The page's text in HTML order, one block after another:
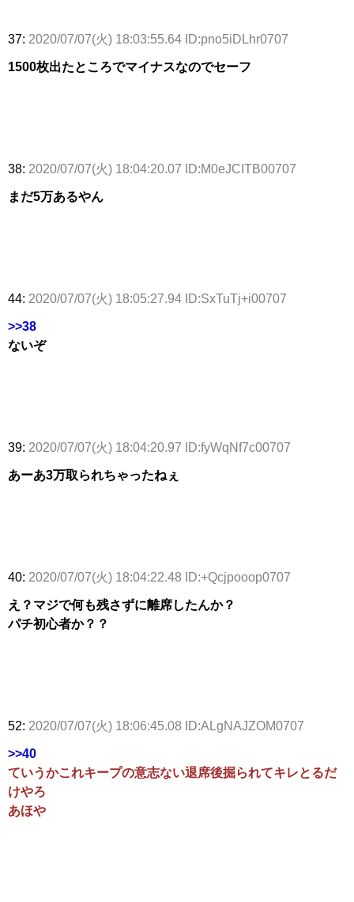
37: 2020/07/07(火) 18:03:55.64 ID:pno5iDLhr0707
1500枚出たところでマイナスなのでセーフ
38: 2020/07/07(火) 18:04:20.07 ID:M0eJCITB00707
まだ5万あるやん
44: 2020/07/07(火) 18:05:27.94 ID:SxTuTj+i00707
>>38
ないぞ
39: 2020/07/07(火) 18:04:20.97 ID:fyWqNf7c00707
あーあ3万取られちゃったねぇ
40: 2020/07/07(火) 18:04:22.48 ID:+Qcjpooop0707
え？マジで何も残さずに離席したんか？
パチ初心者か？？
52: 2020/07/07(火) 18:06:45.08 ID:ALgNAJZOM0707
>>40
ていうかこれキープの意志ない退席後掘られてキレとるだ
けやろ
あほや